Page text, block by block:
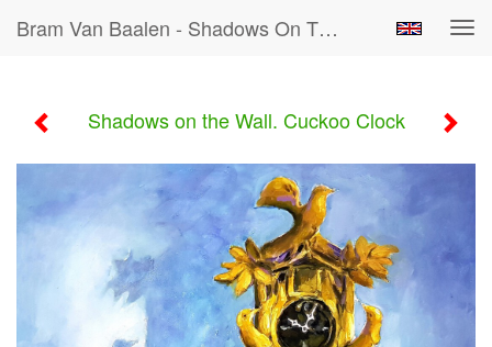
Bram Van Baalen - Shadows On The Wall. Cuckoo Clock
Shadows on the Wall. Cuckoo Clock